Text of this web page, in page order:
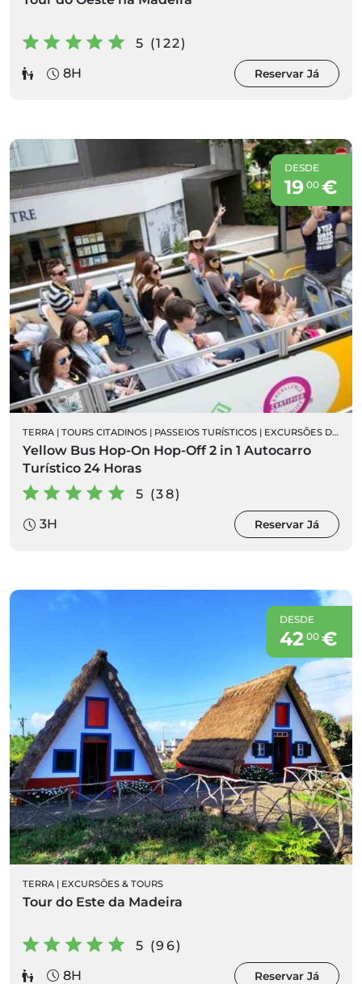
5 (122)
8H
Reservar Já
DESDE
19 00€
TERRA | TOURS CITADINOS | PASSEIOS TURÍSTICOS | EXCURSÕES DE AUTOCARRO
Yellow Bus Hop-On Hop-Off 2 in 1 Autocarro
Turístico 24 Horas
5 (38)
3H
Reservar Já
DESDE
42 00€
TERRA | EXCURSÕES & TOURS
Tour do Este da Madeira
5 (96)
8H
Reservar Já